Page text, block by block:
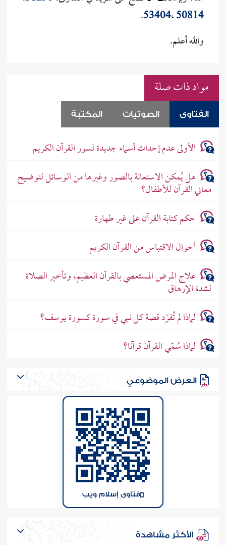
50814،53404
.
والله أعلم.
مواد ذات صلة
الفتاوى الصوتيات المكتبة
الأولى عدم إحداث أسماء جديدة لسور القرآن الكريم
هل يُمكن الاستعانة بالصور وغيرها من الوسائل لتوضيح
معاني القرآن للأطفال؟
حكم كتابة القرآن على غير طهارة
أحوال الاقتباس من القرآن الكريم
علاج المرض المستعصي بالقرآن العظيم، وتأخير الصلاة
لشدة الإرهاق
لماذا لم تُفرَد قصة كل نبي في سورة كسورة يوسف؟
لماذا سُمّي القرآن قرآنًا؟
العرض الموضوعي
فتاوى إسلام ويب
الأكثر مشاهدة